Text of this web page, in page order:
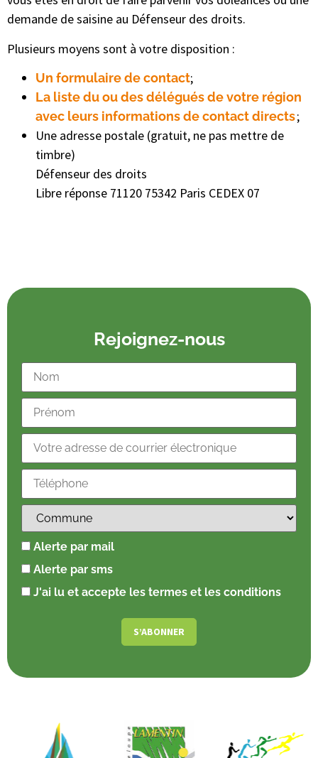
demande de saisine au Défenseur des droits.
Plusieurs moyens sont à votre disposition :
Un formulaire de contact;
La liste du ou des délégués de votre région
avec leurs informations de contact directs;
Une adresse postale (gratuit, ne pas mettre de
timbre)
Défenseur des droits
Libre réponse 71120 75342 Paris CEDEX 07
Rejoignez-nous
Alerte par mail
Alerte par sms
J'ai lu et accepte les termes et les conditions